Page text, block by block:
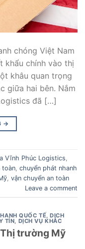
chóng Việt Nam
khẩu chính vào thị
khâu quan trọng
giữa hai bên. Nắm
đã […]
→
Vĩnh Phúc Logistics
toàn chuyển phát nhanh
vận chuyển an toàn
Leave a comment
QUỐC TẾ,DỊCH
TÍN, DỊCH VỤ KHÁC
trường Mỹ